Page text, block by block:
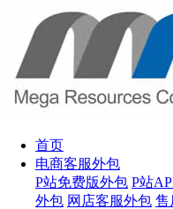
首页
电商客服外包
P站免费版外包 P站
外包 网店客服外包 售